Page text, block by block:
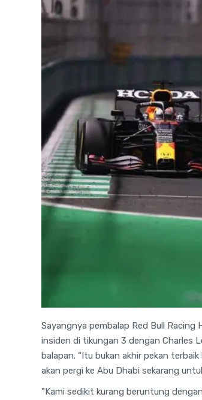
Sayangnya pembalap Red Bull Racing
insiden di tikungan 3 dengan Charles
balapan. “Itu bukan akhir pekan
akan pergi ke Abu Dhabi sekarang
"Kami sedikit kurang beruntung